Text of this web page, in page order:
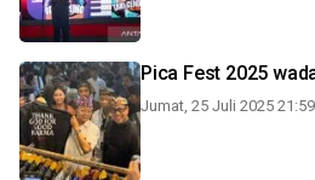
Pica Fest 2025
Jumat, 25 Juli 2025 21:59